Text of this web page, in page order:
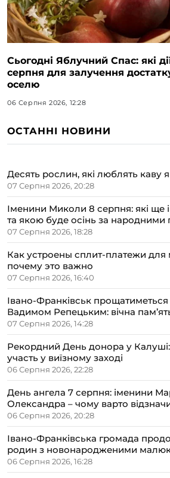
Сьогодні Яблучний Спас: які
серпня для залучення
оселю
06 Серпня 2026, 12:28
ОСТАННІ НОВИНИ
Десять рослин, які люблять каву
07 Серпня 2026, 20:28
Іменини Миколи 8 серпня: які ще
та якою буде осінь за народними
07 Серпня 2026, 18:28
Как устроены сплит-платежи для
почему это важно
07 Серпня 2026, 16:40
Івано-Франківськ
Вадимом Репецьким: вічна
07 Серпня 2026, 14:28
Рекордний День донора у Калуші:
участь у виїзному заході
06 Серпня 2026, 22:28
День ангела 7 серпня: іменини
Олександра – чому варто
сімейному колі
06 Серпня 2026, 20:28
Івано-Франківська громада
родин з новонародженими
06 Серпня 2026, 16:28